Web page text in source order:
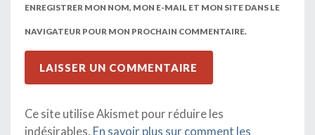
ENREGISTRER MON NOM, MON E-MAIL ET MON SITE DANS LE
NAVIGATEUR POUR MON PROCHAIN COMMENTAIRE.
Ce site utilise Akismet pour réduire les
indésirables. En savoir plus sur comment les